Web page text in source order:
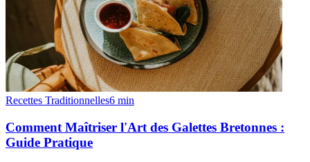
Recettes Traditionnelles6 min
Comment Maîtriser l'Art des Galettes Bretonnes :
Guide Pratique